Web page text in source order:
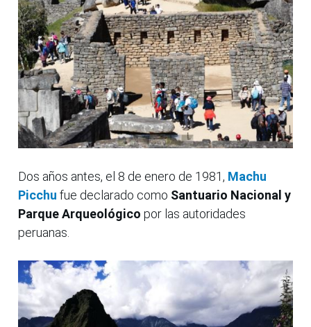
Dos años antes, el 8 de enero de 1981, Machu
Picchu fue declarado como Santuario Nacional y
Parque Arqueológico por las autoridades
peruanas.